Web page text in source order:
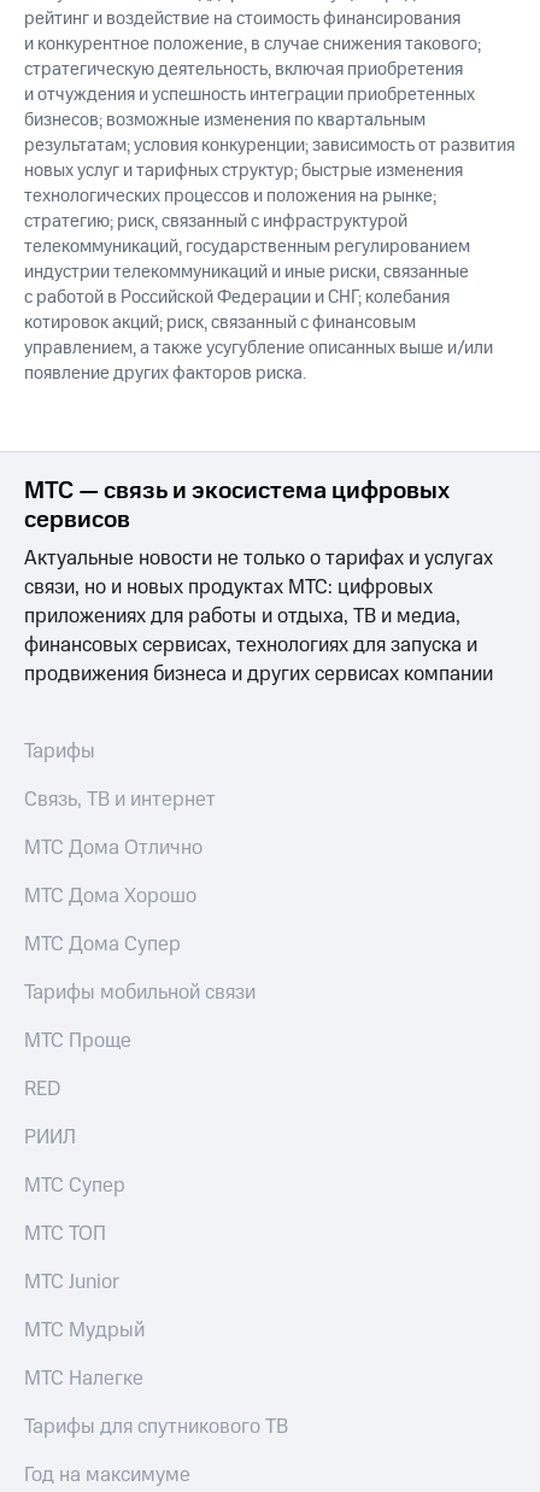
рейтинг и воздействие на стоимость финансирования
и конкурентное положение, в случае снижения такового;
стратегическую деятельность, включая приобретения
и отчуждения и успешность интеграции приобретенных
бизнесов; возможные изменения по квартальным
результатам; условия конкуренции; зависимость от развития
новых услуг и тарифных структур; быстрые изменения
технологических процессов и положения на рынке;
стратегию; риск, связанный с инфраструктурой
телекоммуникаций, государственным регулированием
индустрии телекоммуникаций и иные риски, связанные
с работой в Российской Федерации и СНГ; колебания
котировок акций; риск, связанный с финансовым
управлением, а также усугубление описанных выше и/или
появление других факторов риска.
МТС — связь и экосистема цифровых
сервисов
Актуальные новости не только о тарифах и услугах
связи, но и новых продуктах МТС: цифровых
приложениях для работы и отдыха, ТВ и медиа,
финансовых сервисах, технологиях для запуска и
продвижения бизнеса и других сервисах компании
Тарифы
Связь, ТВ и интернет
МТС Дома Отлично
МТС Дома Хорошо
МТС Дома Супер
Тарифы мобильной связи
МТС Проще
RED
РИИЛ
МТС Супер
МТС ТОП
МТС Junior
МТС Мудрый
МТС Налегке
Тарифы для спутникового ТВ
Год на максимуме